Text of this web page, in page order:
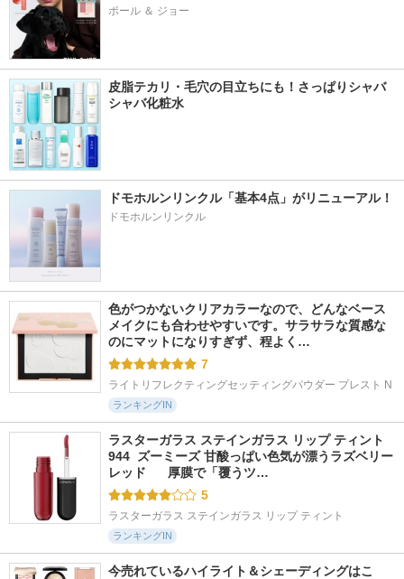
ポール ＆ ジョー
皮脂テカリ・毛穴の目立ちにも！さっぱりシャバ
シャバ化粧水
ドモホルンリンクル「基本4点」がリニューアル！
ドモホルンリンクル
色がつかないクリアカラーなので、どんなベース
メイクにも合わせやすいです。サラサラな質感な
のにマットになりすぎず、程よく…
7
ライトリフレクティングセッティングパウダー プレスト N
ランキングIN
ラスターガラス ステインガラス リップ ティント
944  ズーミーズ 甘酸っぱい色気が漂うラズベリー
レッド      厚膜で「覆うツ…
5
ラスターガラス ステインガラス リップ ティント
ランキングIN
今売れているハイライト＆シェーディングはこ